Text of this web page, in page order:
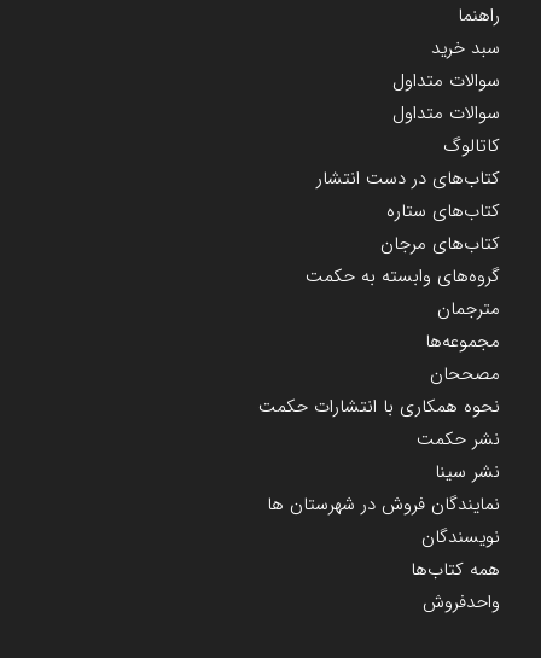
راهنما
سبد خرید
سوالات متداول
سوالات متداول
کاتالوگ
کتاب‌های در دست انتشار
کتاب‌های ستاره
کتاب‌های مرجان
گروه‌های وابسته به حکمت
مترجمان
مجموعه‌ها
مصححان
نحوه همکاری با انتشارات حکمت
نشر حکمت
نشر سینا
نمایندگان فروش در شهرستان ها
نویسندگان
همه کتاب‌ها
واحدفروش